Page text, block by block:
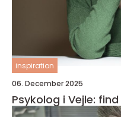
inspiration
06. December 2025
Psykolog i Vejle: